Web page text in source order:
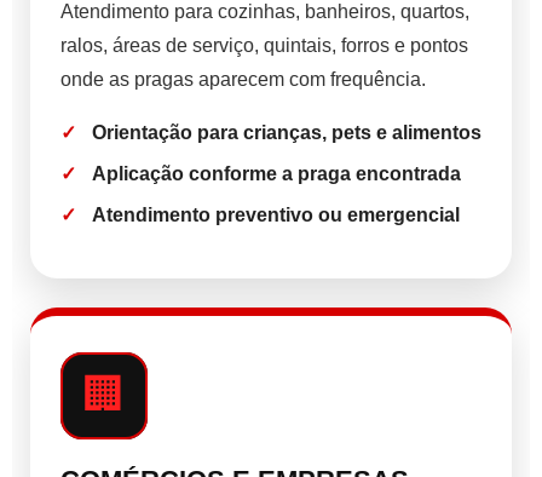
Atendimento para cozinhas, banheiros, quartos,
ralos, áreas de serviço, quintais, forros e pontos
onde as pragas aparecem com frequência.
Orientação para crianças, pets e alimentos
Aplicação conforme a praga encontrada
Atendimento preventivo ou emergencial
🏢